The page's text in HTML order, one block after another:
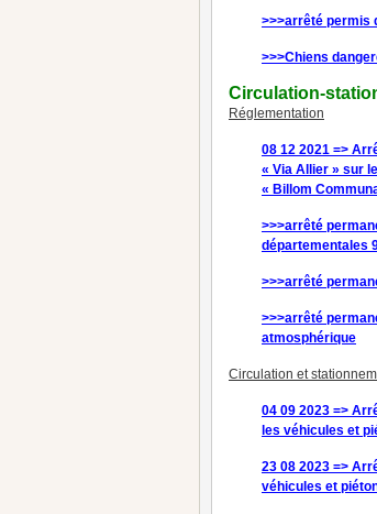
>>>arrêté permis
>>>Chiens
Circulation-
Réglementation
08 12 2021 =>
« Via Allier » sur
« Billom
>>>arrêté
départementales
>>>arrêté
>>>arrêté
atmosphérique
Circulation et
04 09 2023 =>
les véhicules et
23 08 2023 =>
véhicules et